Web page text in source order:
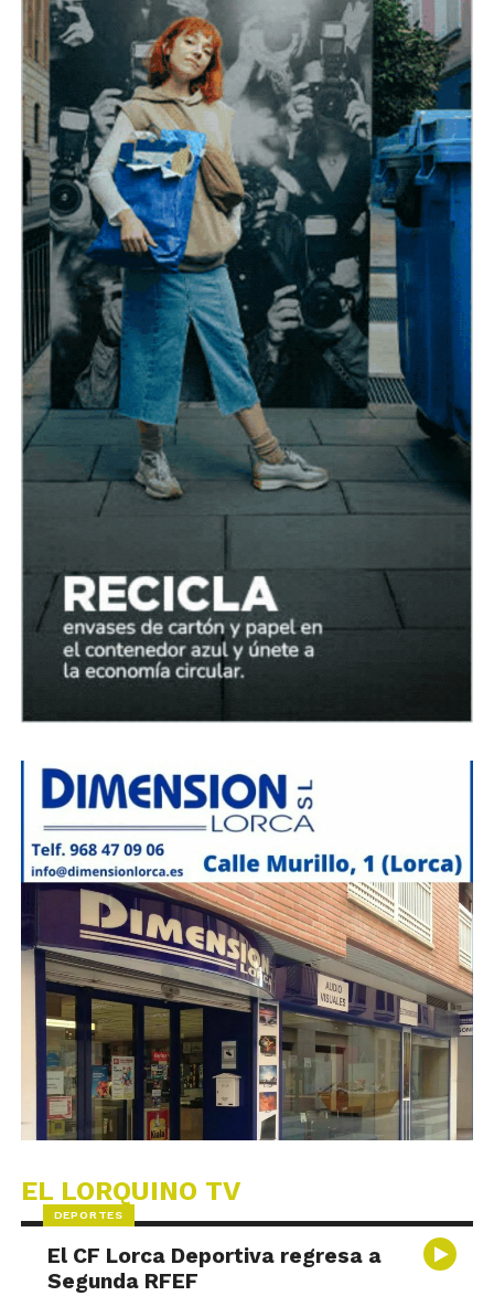
EL LORQUINO TV
DEPORTES
El CF Lorca Deportiva regresa a
Segunda RFEF